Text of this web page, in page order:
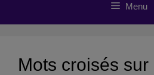
Menu
Mots croisés sur